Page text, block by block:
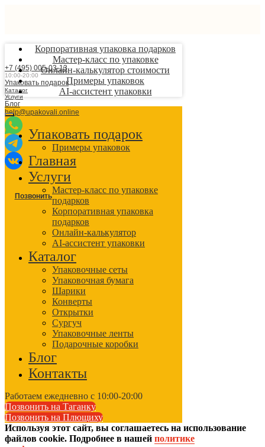
+7 (495) 005-03-13
10:00-20:00
Упаковать подарок
Каталог
Услуги
Блог
help@upakovali.online
Позвонить
Корпоративная упаковка подарков
Мастер-класс по упаковке
Онлайн-калькулятор стоимости
Примеры упаковок
AI-ассистент упаковки
Упаковать подарок
Примеры упаковок
Главная
Услуги
Мастер-класс по упаковке
подарков
Корпоративная упаковка
подарков
Онлайн-калькулятор
AI-ассистент упаковки
Каталог
Упаковочные сеты
Упаковочная бумага
Шарики
Конверты
Открытки
Сургуч
Упаковочные ленты
Подарочные коробки
Блог
Контакты
Работаем ежедневно с 10:00-20:00
Позвонить на Таганку
Позвонить на Плющиху
Используя этот сайт, вы соглашаетесь на использование
файлов cookie. Подробнее в нашей политике